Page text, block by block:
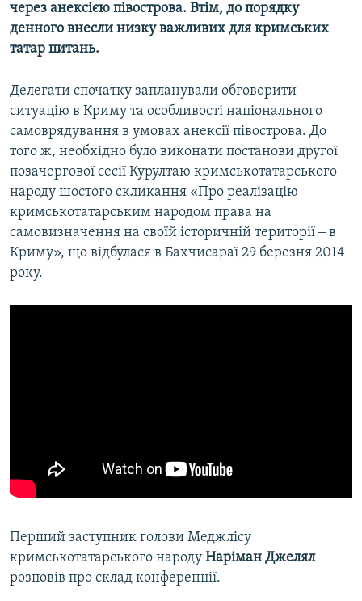
через анексією півострова. Втім, до порядку
денного внесли низку важливих для кримських
татар питань.
Делегати спочатку запланували обговорити
ситуацію в Криму та особливості національного
самоврядування в умовах анексії півострова. До
того ж, необхідно було виконати постанови другої
позачергової сесії Курултаю кримськотатарського
народу шостого скликання «Про реалізацію
кримськотатарським народом права на
самовизначення на своїй історичній території ‒ в
Криму», що відбулася в Бахчисараї 29 березня 2014
року.
Перший заступник голови Меджлісу
кримськотатарського народу Наріман Джелял
розповів про склад конференції.